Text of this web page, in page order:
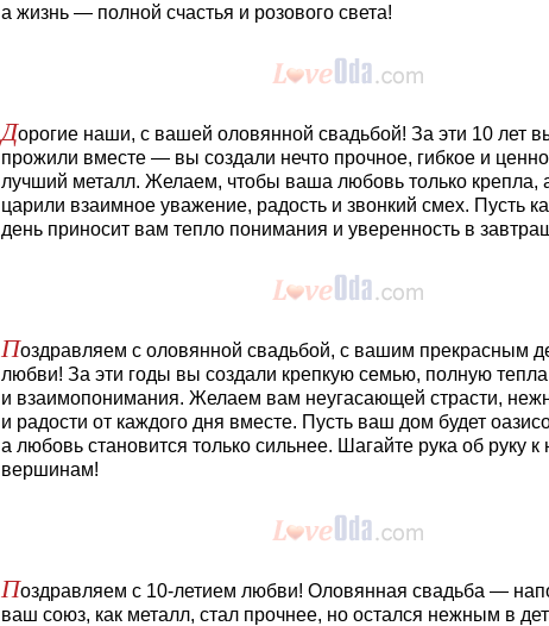
а жизнь — полной счастья и розового света!
Дорогие наши, с вашей оловянной свадьбой! За эти 10 лет
прожили вместе — вы создали нечто прочное, гибкое и
лучший металл. Желаем, чтобы ваша любовь только крепла,
царили взаимное уважение, радость и звонкий смех. Пусть
день приносит вам тепло понимания и уверенность в
Поздравляем с оловянной свадьбой, с вашим прекрасным
любви! За эти годы вы создали крепкую семью, полную тепла
и взаимопонимания. Желаем вам неугасающей страсти,
и радости от каждого дня вместе. Пусть ваш дом будет
а любовь становится только сильнее. Шагайте рука об руку
вершинам!
Поздравляем с 10-летием любви! Оловянная свадьба —
ваш союз, как металл, стал прочнее, но остался нежным в